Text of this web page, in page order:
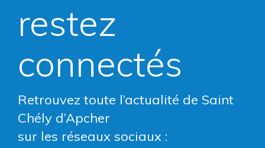
restez
connectés
Retrouvez toute l’actualité de Saint
Chély d’Apcher
sur les réseaux sociaux :